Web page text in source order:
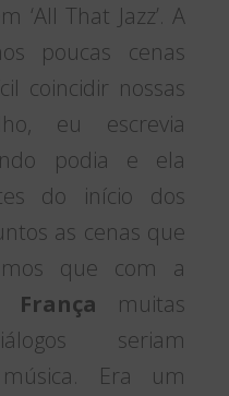
‘All That Jazz’. A
poucas cenas
coincidir nossas
eu escrevia
podia e ela
do início dos
as cenas que
que com a
França muitas
seriam
Era um